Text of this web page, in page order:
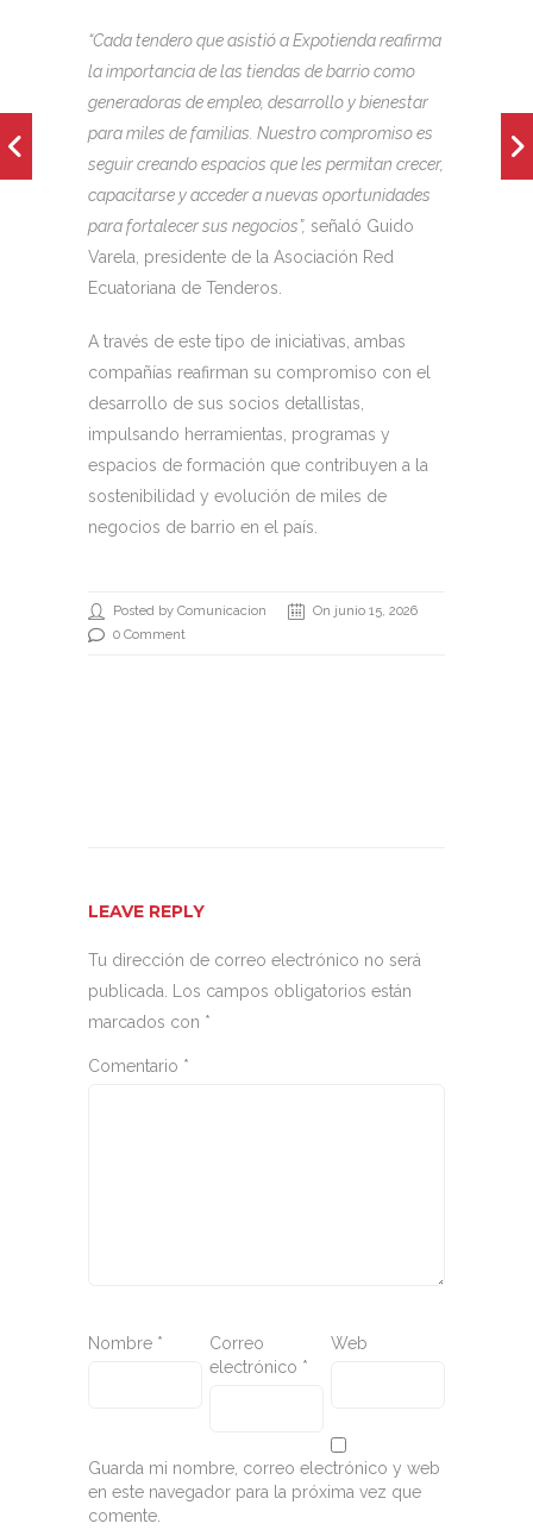
“Cada tendero que asistió a Expotienda reafirma
la importancia de las tiendas de barrio como
generadoras de empleo, desarrollo y bienestar
para miles de familias. Nuestro compromiso es
seguir creando espacios que les permitan crecer,
capacitarse y acceder a nuevas oportunidades
para fortalecer sus negocios”, señaló Guido
Varela, presidente de la Asociación Red
Ecuatoriana de Tenderos.
A través de este tipo de iniciativas, ambas
compañías reafirman su compromiso con el
desarrollo de sus socios detallistas,
impulsando herramientas, programas y
espacios de formación que contribuyen a la
sostenibilidad y evolución de miles de
negocios de barrio en el país.
Posted by Comunicacion
On junio 15, 2026
0 Comment
LEAVE REPLY
Tu dirección de correo electrónico no será
publicada.
Los campos obligatorios están
marcados con *
Comentario *
Nombre *
Correo
electrónico *
Web
Guarda mi nombre, correo electrónico y web
en este navegador para la próxima vez que
comente.